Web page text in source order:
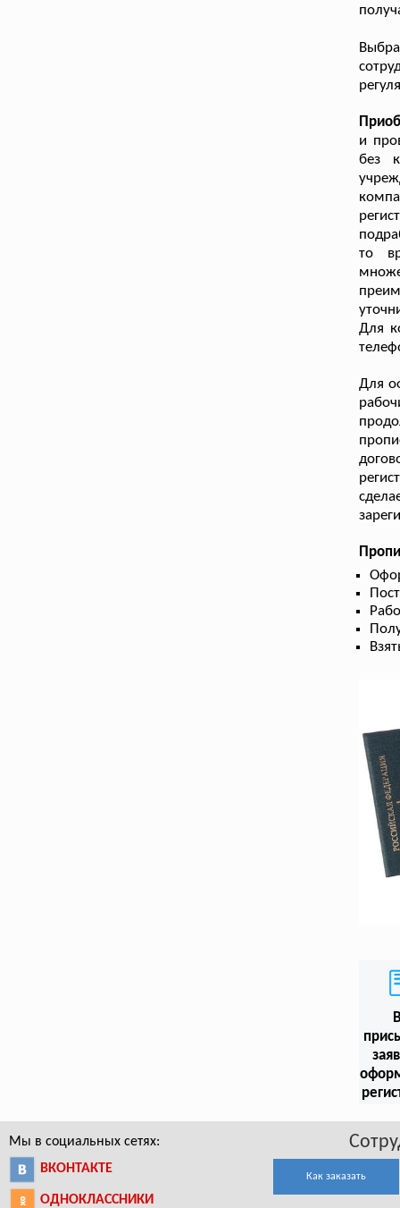
и
без
то
Для
Для
Мы в социальных сетях:
ВКОНТАКТЕ
ОДНОКЛАССНИКИ
Как заказать